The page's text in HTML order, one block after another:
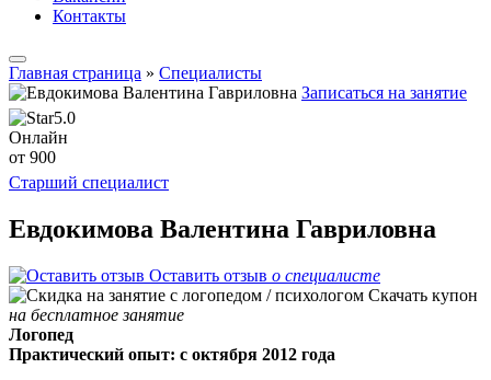
Контакты
Главная страница » Специалисты
Записаться на занятие
5.0
Онлайн
от 900
Старший специалист
Евдокимова Валентина Гавриловна
Оставить отзыв о специалисте
Скачать купон
на бесплатное занятие
Логопед
Практический опыт: с октября 2012 года